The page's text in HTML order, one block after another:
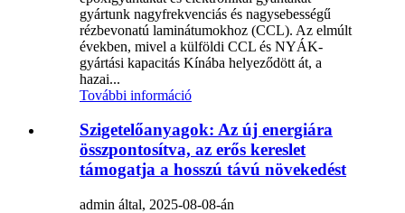
gyártunk nagyfrekvenciás és nagysebességű
rézbevonatú laminátumokhoz (CCL). Az elmúlt
években, mivel a külföldi CCL és NYÁK-
gyártási kapacitás Kínába helyeződött át, a
hazai...
További információ
Szigetelőanyagok: Az új energiára
összpontosítva, az erős kereslet
támogatja a hosszú távú növekedést
admin által, 2025-08-08-án